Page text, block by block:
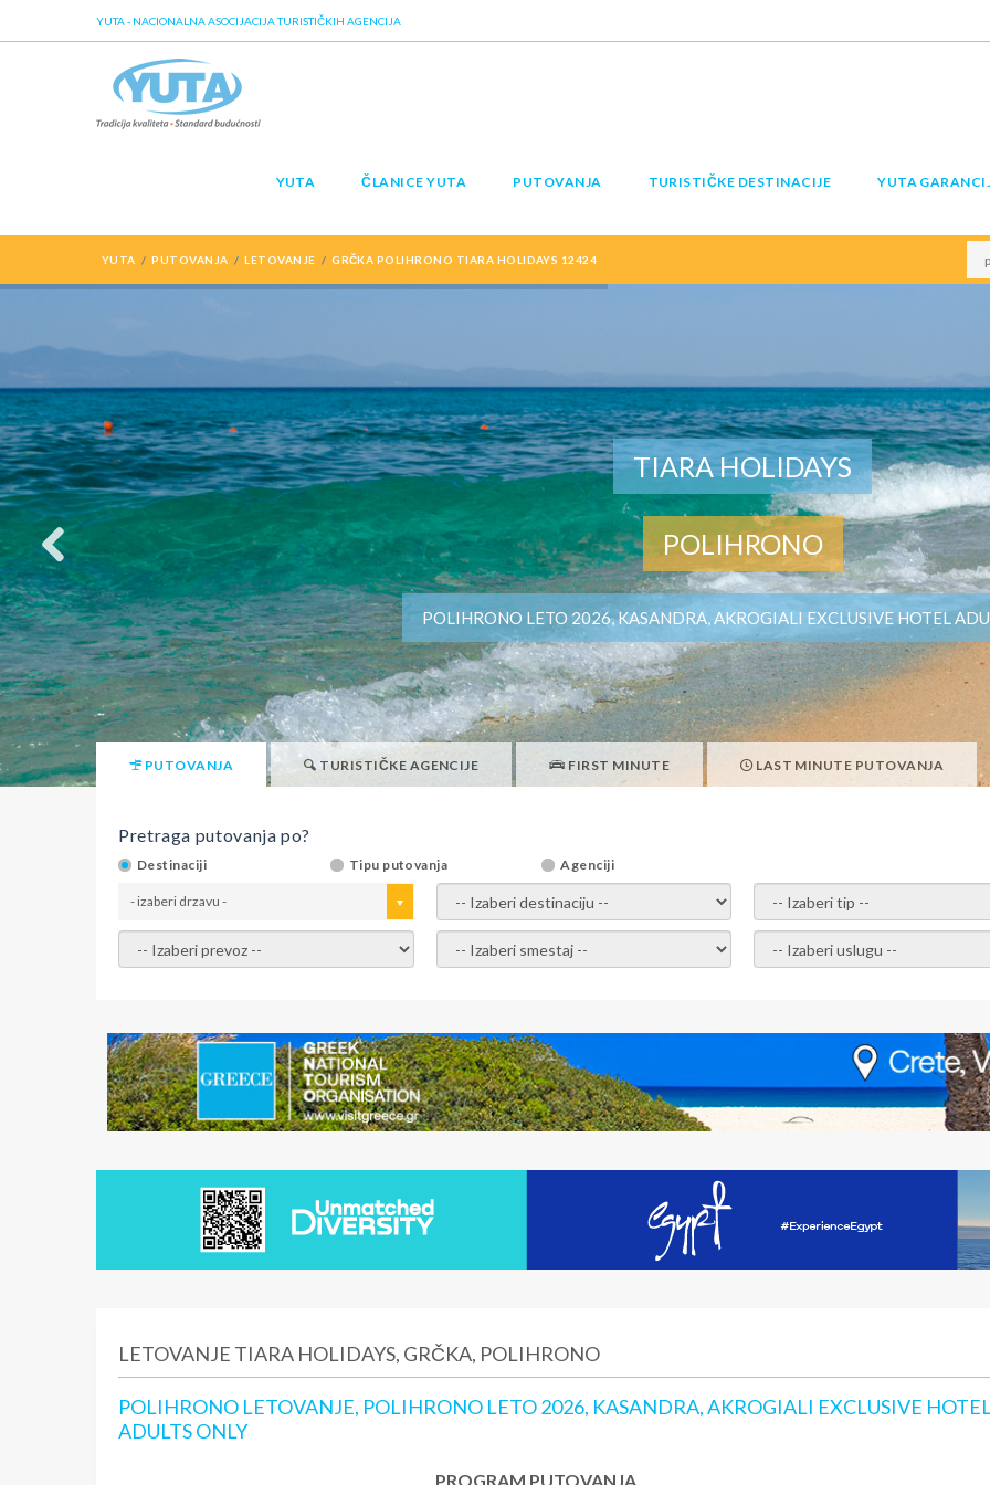
YUTA - NACIONALNA ASOCIJACIJA TURISTIČKIH AGENCIJA
YUTA ČLANICE YUTA PUTOVANJA TURISTIČKE DESTINACIJE YUTA
YUTA PUTOVANJA LETOVANJE GRČKA POLIHRONO TIARA HOLIDAYS 12424
TIARA HOLIDAYS
POLIHRONO
POLIHRONO LETO 2026, KASANDRA, AKROGIALI EXCLUSIVE HOTEL
PUTOVANJA TURISTIČKE AGENCIJE FIRST MINUTE LAST MINUTE PUTOVANJA
Pretraga putovanja po?
Destinaciji Tipu putovanja Agenciji
- izaberi drzavu - - izaberi destinaciju - - izaberi tip -
- izaberi prevoz - - Izaberite smestaj - - Izaberite uslugu -
LETOVANJE TIARA HOLIDAYS, GRČKA, POLIHRONO
POLIHRONO LETOVANJE, POLIHRONO LETO 2026, KASANDRA, AKROGIALI EXCLUSIVE
ADULTS ONLY
PROGRAM PUTOVANJA